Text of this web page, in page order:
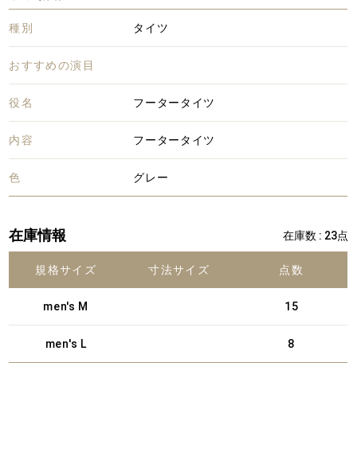
種別 タイツ
おすすめの演目
役名 フータータイツ
内容 フータータイツ
色 グレー
在庫情報 在庫数 : 23点
規格サイズ 寸法サイズ 点数
men's M 15
men's L 8